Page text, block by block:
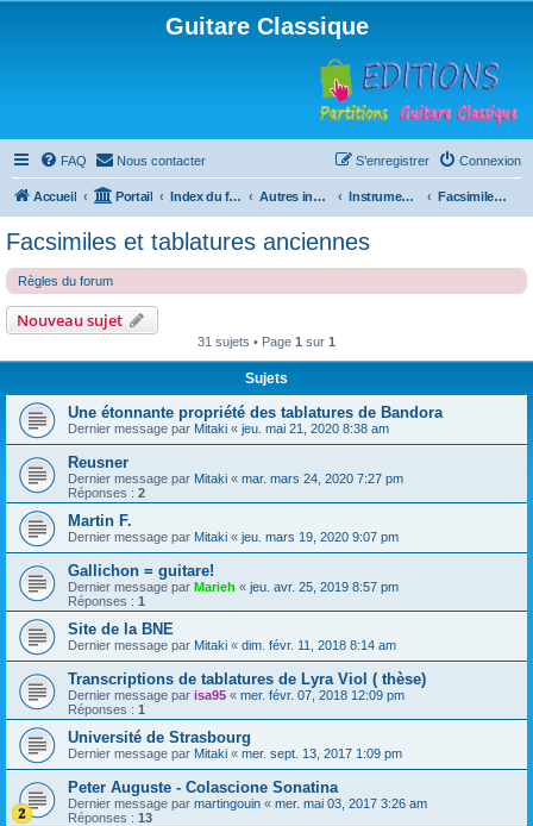
Guitare Classique
FAQ Nous contacter Connexion
S’enregistrer
Accueil Portail Index du forum Autres instruments à cordes pincées, ou styles Instruments anciens Facsimiles et tablatures anciennes
Facsimiles et tablatures anciennes
Règles du forum
Nouveau sujet
31 sujets • Page 1 sur 1
Sujets
Une étonnante propriété des tablatures de Bandora
Dernier message par Mitaki « jeu. mai 21, 2020 8:38 am
Reusner
Dernier message par Mitaki « mar. mars 24, 2020 7:27 pm
Réponses : 2
Martin F.
Dernier message par Mitaki « jeu. mars 19, 2020 9:07 pm
Gallichon = guitare!
Dernier message par Marieh « jeu. avr. 25, 2019 8:57 pm
Réponses : 1
Site de la BNE
Dernier message par Mitaki « dim. févr. 11, 2018 8:14 am
Transcriptions de tablatures de Lyra Viol ( thèse)
Dernier message par isa95 « mer. févr. 07, 2018 12:09 pm
Réponses : 1
Université de Strasbourg
Dernier message par Mitaki « mer. sept. 13, 2017 1:09 pm
Peter Auguste - Colascione Sonatina
Dernier message par martingouin « mer. mai 03, 2017 3:26 am
Réponses : 13